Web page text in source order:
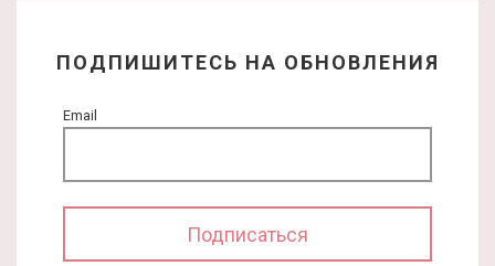
ПОДПИШИТЕСЬ НА ОБНОВЛЕНИЯ
Email